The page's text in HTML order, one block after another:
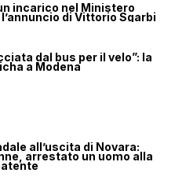
incarico nel Ministero
di Vittorio Sgarbi
dal bus per il velo”: la
a Modena
all’uscita di Novara:
arrestato un uomo alla